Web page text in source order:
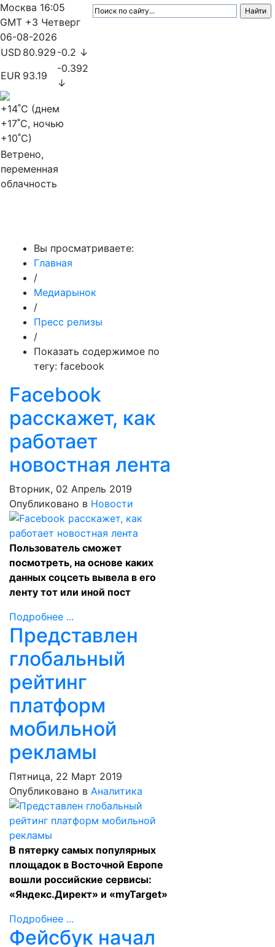
Москва 16:05
GMT +3 Четверг
06-08-2026
USD 80.929 -0.2 ↓
EUR 93.19
-0.392
↓
+14˚C (днем
+17˚C, ночью
+10˚C)
Ветрено,
переменная
облачность
Вы просматриваете:
Главная
/
Медиарынок
/
Пресс релизы
/
Показать содержимое по
тегу: facebook
Facebook
расскажет, как
работает
новостная лента
Вторник, 02 Апрель 2019
Опубликовано в Новости
Пользователь сможет
посмотреть, на основе каких
данных соцсеть вывела в его
ленту тот или иной пост
Подробнее ...
Представлен
глобальный
рейтинг
платформ
мобильной
рекламы
Пятница, 22 Март 2019
Опубликовано в Аналитика
В пятерку самых популярных
площадок в Восточной Европе
вошли российские сервисы:
«Яндекс.Директ» и «myTarget»
Подробнее ...
Фейсбук начал